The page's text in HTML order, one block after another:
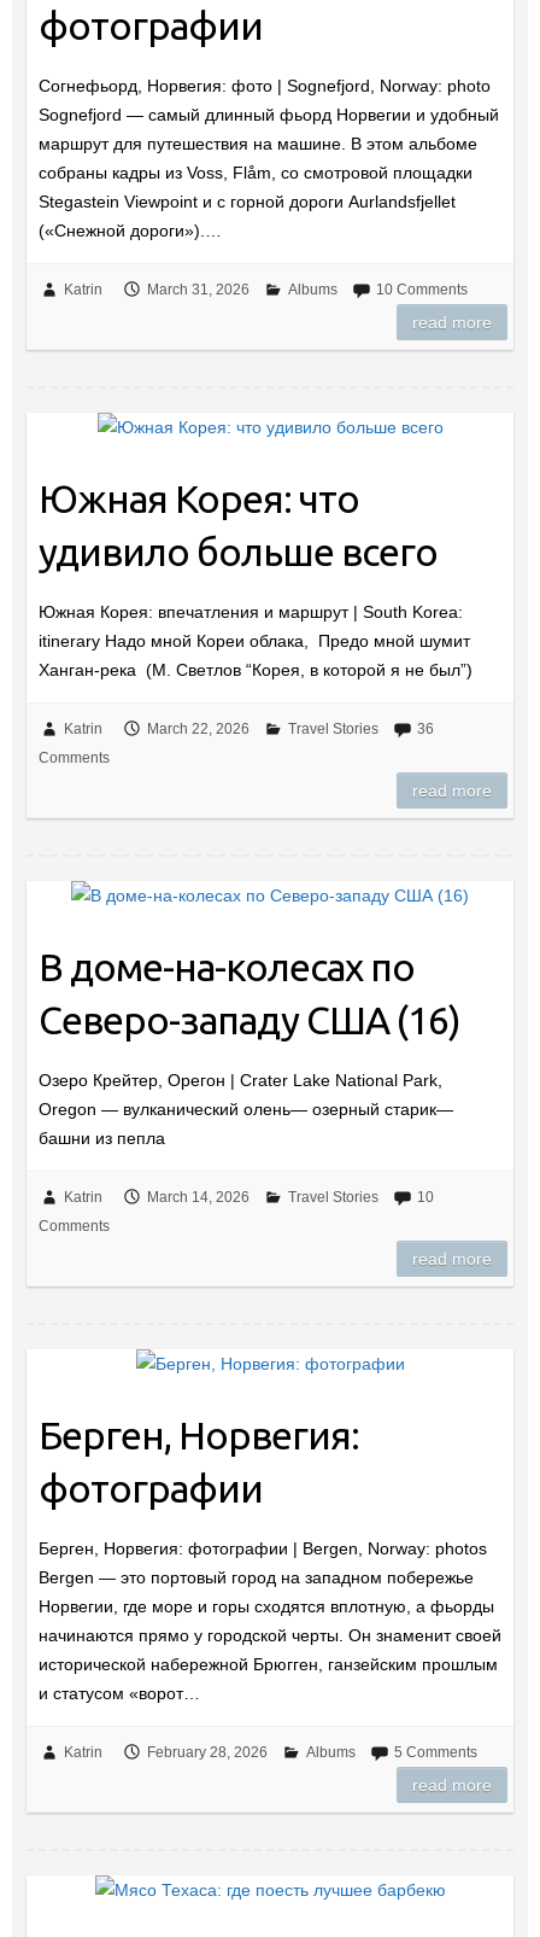
фотографии
Согнефьорд, Норвегия: фото | Sognefjord, Norway: photo
Sognefjord — самый длинный фьорд Норвегии и удобный
маршрут для путешествия на машине. В этом альбоме
собраны кадры из Voss, Flåm, со смотровой площадки
Stegastein Viewpoint и с горной дороги Aurlandsfjellet
(«Снежной дороги»).…
Katrin March 31, 2026 Albums 10 Comments
read more
Южная Корея: что
удивило больше всего
Южная Корея: впечатления и маршрут | South Korea:
itinerary Надо мной Кореи облака, Предо мной шумит
Ханган-река (М. Светлов “Корея, в которой я не был”)
Katrin March 22, 2026 Travel Stories
36
Comments
read more
В доме-на-колесах по
Северо-западу США (16)
Озеро Крейтер, Орегон | Crater Lake National Park,
Oregon — вулканический олень— озерный старик—
башни из пепла
Katrin March 14, 2026 Travel Stories
10
Comments
read more
Берген, Норвегия:
фотографии
Берген, Норвегия: фотографии | Bergen, Norway: photos
Bergen — это портовый город на западном побережье
Норвегии, где море и горы сходятся вплотную, а фьорды
начинаются прямо у городской черты. Он знаменит своей
исторической набережной Брюгген, ганзейским прошлым
и статусом «ворот…
Katrin February 28, 2026 Albums 5 Comments
read more